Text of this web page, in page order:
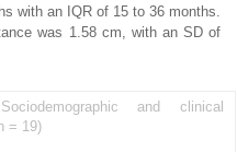
with an IQR of 15 to 36 months.
was 1.58 cm, with an SD of
Sociodemographic and clinical
= 19)